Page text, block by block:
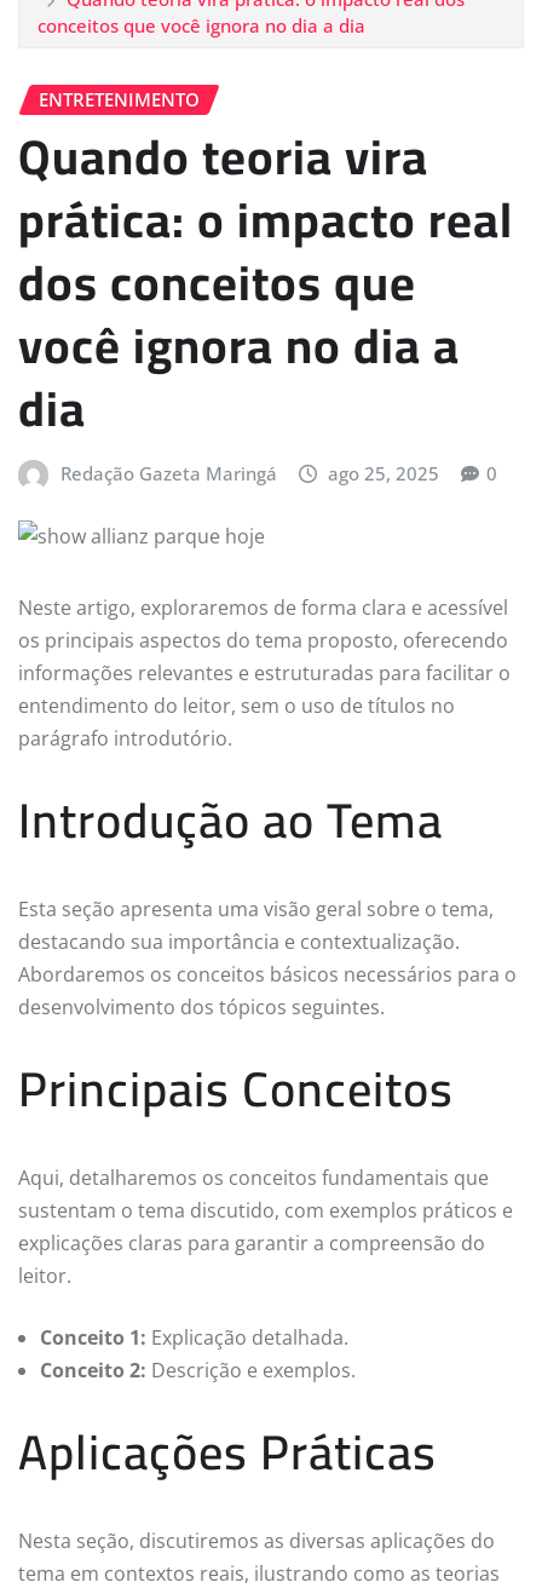
conceitos que você ignora no dia a dia
ENTRETENIMENTO
Quando teoria vira
prática: o impacto real
dos conceitos que
você ignora no dia a
dia
Redação Gazeta Maringá ago 25, 2025 0
Neste artigo, exploraremos de forma clara e acessível
os principais aspectos do tema proposto, oferecendo
informações relevantes e estruturadas para facilitar o
entendimento do leitor, sem o uso de títulos no
parágrafo introdutório.
Introdução ao Tema
Esta seção apresenta uma visão geral sobre o tema,
destacando sua importância e contextualização.
Abordaremos os conceitos básicos necessários para o
desenvolvimento dos tópicos seguintes.
Principais Conceitos
Aqui, detalharemos os conceitos fundamentais que
sustentam o tema discutido, com exemplos práticos e
explicações claras para garantir a compreensão do
leitor.
Conceito 1: Explicação detalhada.
Conceito 2: Descrição e exemplos.
Aplicações Práticas
Nesta seção, discutiremos as diversas aplicações do
tema em contextos reais, ilustrando como as teorias